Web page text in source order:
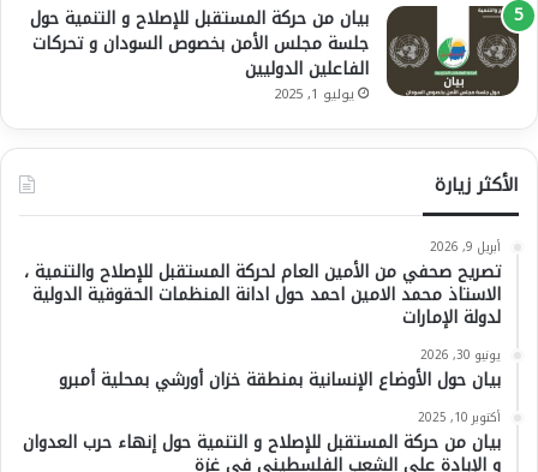
بيان من حركة المستقبل للإصلاح و التنمية حول
جلسة مجلس الأمن بخصوص السودان و تحركات
الفاعلين الدوليين
يوليو 1, 2025
الأكثر زيارة
أبريل 9, 2026
تصريح صحفي من الأمين العام لحركة المستقبل للإصلاح والتنمية ،
الاستاذ محمد الامين احمد حول ادانة المنظمات الحقوقية الدولية
لدولة الإمارات
يونيو 30, 2026
بيان حول الأوضاع الإنسانية بمنطقة خزان أورشي بمحلية أمبرو
أكتوبر 10, 2025
بيان من حركة المستقبل للإصلاح و التنمية حول إنهاء حرب العدوان
و الإبادة على الشعب الفلسطيني في غزة